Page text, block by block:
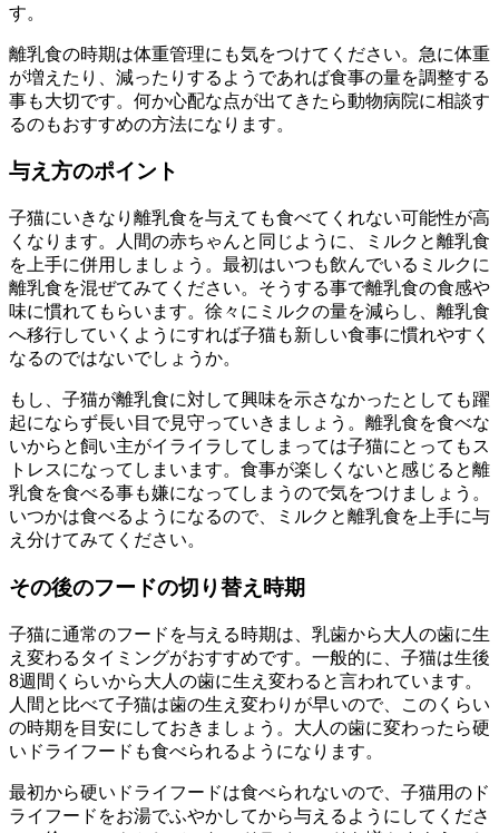
す。
離乳食の時期は体重管理にも気をつけてください。急に体重
が増えたり、減ったりするようであれば食事の量を調整する
事も大切です。何か心配な点が出てきたら動物病院に相談す
るのもおすすめの方法になります。
与え方のポイント
子猫にいきなり離乳食を与えても食べてくれない可能性が高
くなります。人間の赤ちゃんと同じように、ミルクと離乳食
を上手に併用しましょう。最初はいつも飲んでいるミルクに
離乳食を混ぜてみてください。そうする事で離乳食の食感や
味に慣れてもらいます。徐々にミルクの量を減らし、離乳食
へ移行していくようにすれば子猫も新しい食事に慣れやすく
なるのではないでしょうか。
もし、子猫が離乳食に対して興味を示さなかったとしても躍
起にならず長い目で見守っていきましょう。離乳食を食べな
いからと飼い主がイライラしてしまっては子猫にとってもス
トレスになってしまいます。食事が楽しくないと感じると離
乳食を食べる事も嫌になってしまうので気をつけましょう。
いつかは食べるようになるので、ミルクと離乳食を上手に与
え分けてみてください。
その後のフードの切り替え時期
子猫に通常のフードを与える時期は、乳歯から大人の歯に生
え変わるタイミングがおすすめです。一般的に、子猫は生後
8週間くらいから大人の歯に生え変わると言われています。
人間と比べて子猫は歯の生え変わりが早いので、このくらい
の時期を目安にしておきましょう。大人の歯に変わったら硬
いドライフードも食べられるようになります。
最初から硬いドライフードは食べられないので、子猫用のド
ライフードをお湯でふやかしてから与えるようにしてくださ